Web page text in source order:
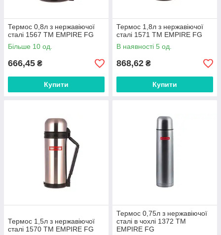
Термос 0,8л з нержавіючої
сталі 1567 ТМ EMPIRE FG
Більше 10 од.
666,45 ₴
Купити
Термос 1,8л з нержавіючої
сталі 1571 ТМ EMPIRE FG
В наявності 5 од.
868,62 ₴
Купити
Термос 1,5л з нержавіючої
сталі 1570 ТМ EMPIRE FG
Термос 0,75л з нержавіючої
сталі в чохлі 1372 ТМ
EMPIRE FG